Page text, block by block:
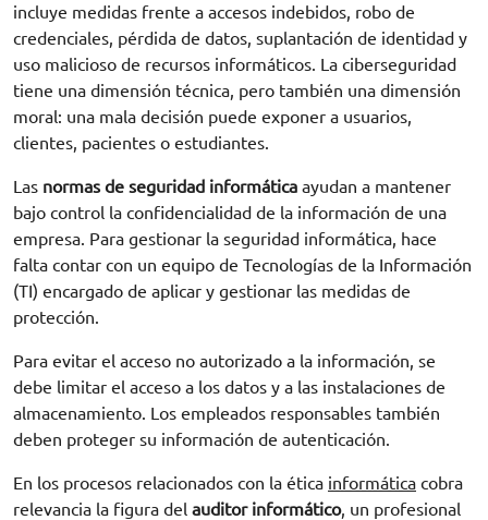
incluye medidas frente a accesos indebidos, robo de
credenciales, pérdida de datos, suplantación de identidad y
uso malicioso de recursos informáticos. La ciberseguridad
tiene una dimensión técnica, pero también una dimensión
moral: una mala decisión puede exponer a usuarios,
clientes, pacientes o estudiantes.
Las normas de seguridad informática ayudan a mantener
bajo control la confidencialidad de la información de una
empresa. Para gestionar la seguridad informática, hace
falta contar con un equipo de Tecnologías de la Información
(TI) encargado de aplicar y gestionar las medidas de
protección.
Para evitar el acceso no autorizado a la información, se
debe limitar el acceso a los datos y a las instalaciones de
almacenamiento. Los empleados responsables también
deben proteger su información de autenticación.
En los procesos relacionados con la ética informática cobra
relevancia la figura del auditor informático, un profesional